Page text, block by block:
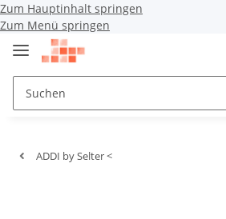
Zum Hauptinhalt springen
Zum Menü springen
ADDI by Selter <